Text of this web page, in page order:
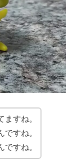
すね。
すね。
すね。